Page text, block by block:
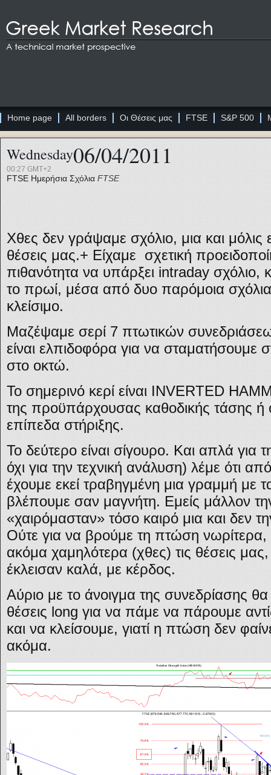
Home page All borders Οι Θέσεις μας FTSE S&P 500
Wednesday06/04/2011
00:27 GMT+2
FTSE Ημερήσια Σχόλια FTSE
Χθες δεν γράψαμε σχόλιο, μια και μόλις
θέσεις μας.+ Είχαμε σχετική
πιθανότητα να υπάρξει intraday σχόλιο,
το πρωί, μέσα από δυο παρόμοια
κλείσιμο.
Μαζέψαμε σερί 7 πτωτικών
είναι ελπιδοφόρα για να σταματήσουμε
στο οκτώ.
Το σημερινό κερί είναι INVERTED
της προϋπάρχουσας καθοδικής τάσης ή
επίπεδα στήριξης.
Το δεύτερο είναι σίγουρο. Και απλά για
όχι για την τεχνική ανάλυση) λέμε ότι
έχουμε εκεί τραβηγμένη μια γραμμή με
βλέπουμε σαν μαγνήτη. Εμείς μάλλον
«χαιρόμασταν» τόσο καιρό μια και δεν
Ούτε για να βρούμε τη πτώση νωρίτερα,
ακόμα χαμηλότερα (χθες) τις θέσεις
έκλεισαν καλά, με κέρδος.
Αύριο με το άνοιγμα της συνεδρίασης θα
θέσεις long για να πάμε να πάρουμε
και να κλείσουμε, γιατί η πτώση δεν
ακόμα.